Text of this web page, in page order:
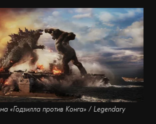
«Годзилла против Конга» / Legendary